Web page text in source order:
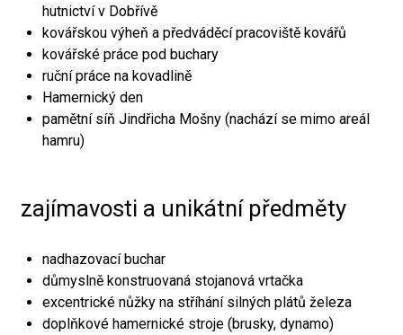
hutnictví v Dobřívě
kovářskou výheň a předváděcí pracoviště kovářů
kovářské práce pod buchary
ruční práce na kovadlině
Hamernický den
pamětní síň Jindřicha Mošny (nachází se mimo areál
hamru)
zajímavosti a unikátní předměty
nadhazovací buchar
důmyslně konstruovaná stojanová vrtačka
excentrické nůžky na stříhání silných plátů železa
doplňkové hamernické stroje (brusky, dynamo)